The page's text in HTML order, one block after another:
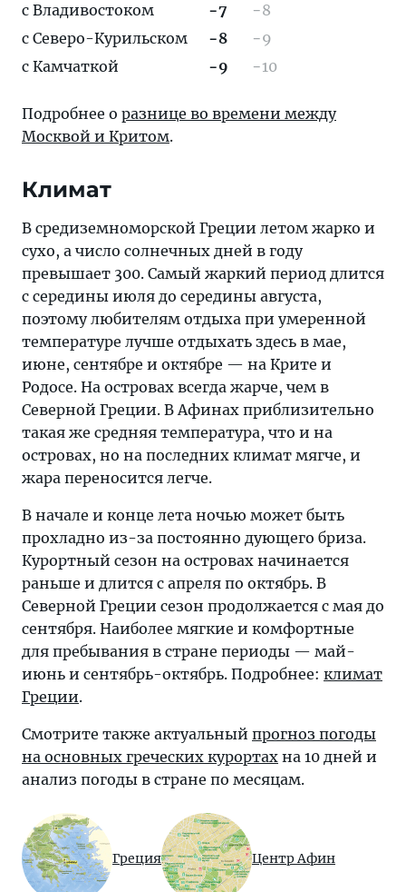
с Владивостоком
−7
−8
с Северо-Курильском
−8
−9
с Камчаткой
−9 −10
Подробнее о разнице во времени между
Москвой и Критом.
Климат
В средиземноморской Греции летом жарко и
сухо, а число солнечных дней в году
превышает 300. Самый жаркий период длится
с середины июля до середины августа,
поэтому любителям отдыха при умеренной
температуре лучше отдыхать здесь в мае,
июне, сентябре и октябре — на Крите и
Родосе. На островах всегда жарче, чем в
Северной Греции. В Афинах приблизительно
такая же средняя температура, что и на
островах, но на последних климат мягче, и
жара переносится легче.
В начале и конце лета ночью может быть
прохладно из-за постоянно дующего бриза.
Курортный сезон на островах начинается
раньше и длится с апреля по октябрь. В
Северной Греции сезон продолжается с мая до
сентября. Наиболее мягкие и комфортные
для пребывания в стране периоды — май-
июнь и сентябрь-октябрь. Подробнее: климат
Греции.
Смотрите также актуальный прогноз погоды
на основных греческих курортах на 10 дней и
анализ погоды в стране по месяцам.
Греция Центр Афин